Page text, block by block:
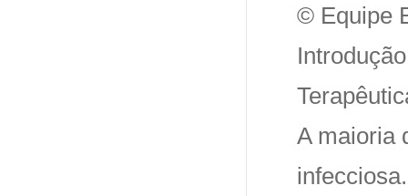
© Equipe
A maioria